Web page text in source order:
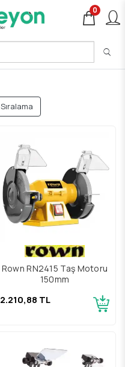
0
Sıralama
Rown RN2415 Taş Motoru
150mm
2.210,88 TL